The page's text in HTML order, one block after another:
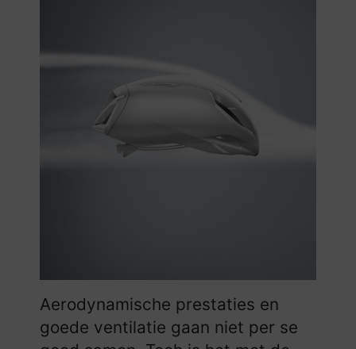
Aerodynamische prestaties en
goede ventilatie gaan niet per se